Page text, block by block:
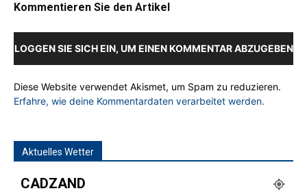
Kommentieren Sie den Artikel
LOGGEN SIE SICH EIN, UM EINEN KOMMENTAR ABZUGEBEN
Diese Website verwendet Akismet, um Spam zu reduzieren.
Erfahre, wie deine Kommentardaten verarbeitet werden.
Aktuelles Wetter
CADZAND